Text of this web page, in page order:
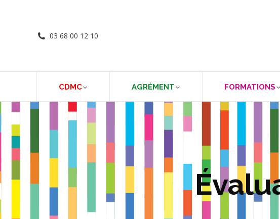
03 68 00 12 10
CDMC AGRÉMENT FORMATIONS